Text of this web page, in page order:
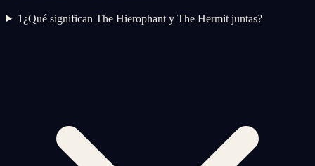
1 ¿Qué significan The Hierophant y The Hermit juntas?